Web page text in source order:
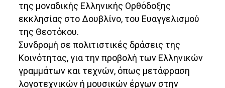
της μοναδικής Ελληνικής Ορθόδοξης
εκκλησίας στο Δουβλίνο, του Ευαγγελισμού
της Θεοτόκου.
Συνδρομή σε πολιτιστικές δράσεις της
Κοινότητας, για την προβολή των Ελληνικών
γραμμάτων και τεχνών, όπως μετάφραση
λογοτεχνικών ή μουσικών έργων στην